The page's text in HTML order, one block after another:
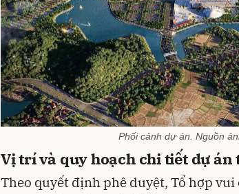
Phối cảnh dự án. Nguồn
Vị trí và quy hoạch chi tiết dự
Theo quyết định phê duyệt, Tổ hợp